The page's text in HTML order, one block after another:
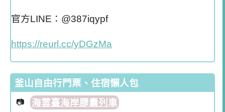
官方LINE：@387iqypf
https://reurl.cc/yDGzMa
釜山自由行門票、住宿懶人包
海雲臺海岸膠囊列車